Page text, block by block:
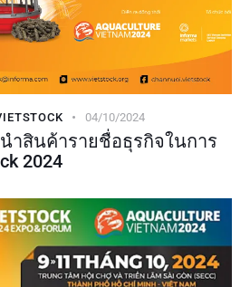
04/10/2024
สินค้ารายชื่อธุรกิจในการ
2024